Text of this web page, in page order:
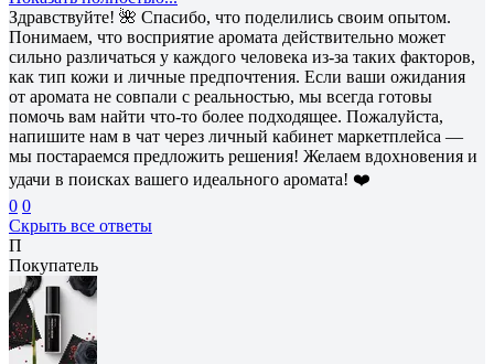
Здравствуйте! 🌺 Спасибо, что поделились своим опытом.
Понимаем, что восприятие аромата действительно может
сильно различаться у каждого человека из-за таких факторов,
как тип кожи и личные предпочтения. Если ваши ожидания
от аромата не совпали с реальностью, мы всегда готовы
помочь вам найти что-то более подходящее. Пожалуйста,
напишите нам в чат через личный кабинет маркетплейса —
мы постараемся предложить решения! Желаем вдохновения и
удачи в поисках вашего идеального аромата! ❤️
0 0
Скрыть все ответы
П
Покупатель